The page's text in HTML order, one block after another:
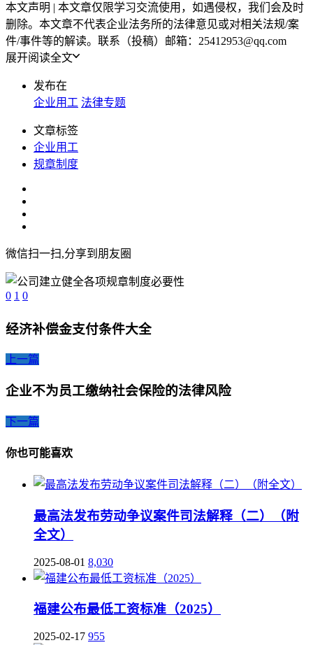
本文声明 | 本文章仅限学习交流使用，如遇侵权，我们会及时
删除。本文章不代表企业法务所的法律意见或对相关法规/案
件/事件等的解读。联系（投稿）邮箱：25412953@qq.com
展开阅读全文
发布在
企业用工 法律专题
文章标签
企业用工
规章制度
微信扫一扫,分享到朋友圈
0 1 0
经济补偿金支付条件大全
上一篇
企业不为员工缴纳社会保险的法律风险
下一篇
你也可能喜欢
最高法发布劳动争议案件司法解释（二）（附
全文）
2025-08-01 8,030
福建公布最低工资标准（2025）
2025-02-17 955